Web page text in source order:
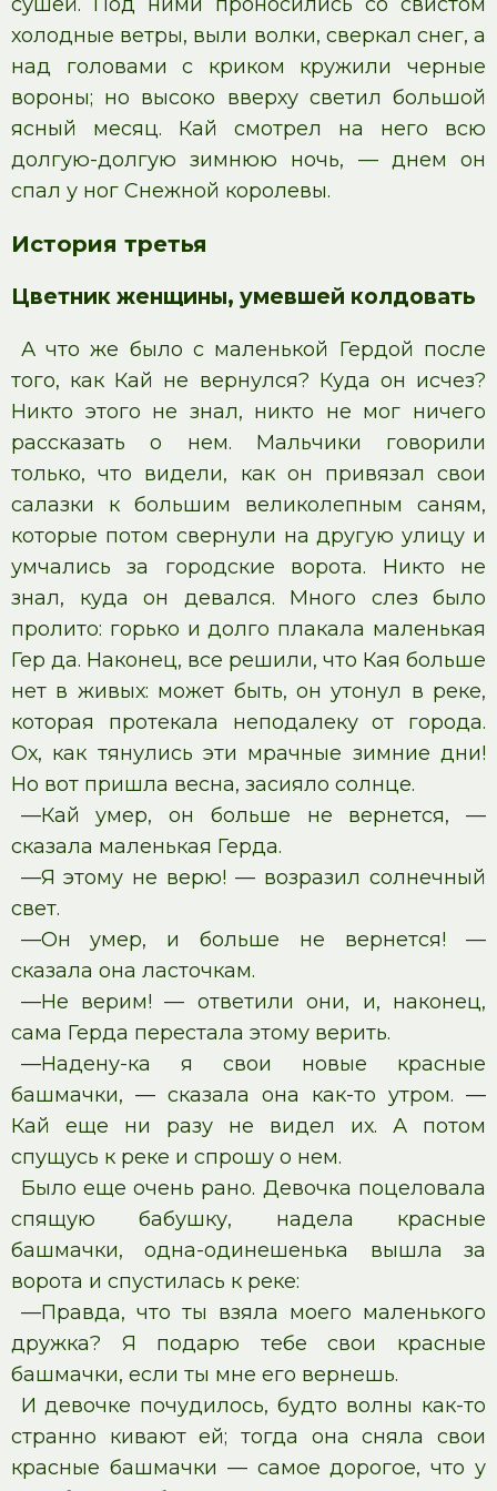
холодные ветры, выли волки, сверкал снег, а
над головами с криком кружили черные
вороны; но высоко вверху светил большой
ясный месяц. Кай смотрел на него всю
долгую-долгую зимнюю ночь, — днем он
спал у ног Снежной королевы.
История третья
Цветник женщины, умевшей колдовать
А что же было с маленькой Гердой после
того, как Кай не вернулся? Куда он исчез?
Никто этого не знал, никто не мог ничего
рассказать о нем. Мальчики говорили
только, что видели, как он привязал свои
салазки к большим великолепным саням,
которые потом свернули на другую улицу и
умчались за городские ворота. Никто не
знал, куда он девался. Много слез было
пролито: горько и долго плакала маленькая
Гер да. Наконец, все решили, что Кая больше
нет в живых: может быть, он утонул в реке,
которая протекала неподалеку от города.
Ох, как тянулись эти мрачные зимние дни!
Но вот пришла весна, засияло солнце.
—Кай умер, он больше не вернется, —
сказала маленькая Герда.
—Я этому не верю! — возразил солнечный
свет.
—Он умер, и больше не вернется! —
сказала она ласточкам.
—Не верим! — ответили они, и, наконец,
сама Герда перестала этому верить.
—Надену-ка я свои новые красные
башмачки, — сказала она как-то утром. —
Кай еще ни разу не видел их. А потом
спущусь к реке и спрошу о нем.
Было еще очень рано. Девочка поцеловала
спящую бабушку, надела красные
башмачки, одна-одинешенька вышла за
ворота и спустилась к реке:
—Правда, что ты взяла моего маленького
дружка? Я подарю тебе свои красные
башмачки, если ты мне его вернешь.
И девочке почудилось, будто волны как-то
странно кивают ей; тогда она сняла свои
красные башмачки — самое дорогое, что у